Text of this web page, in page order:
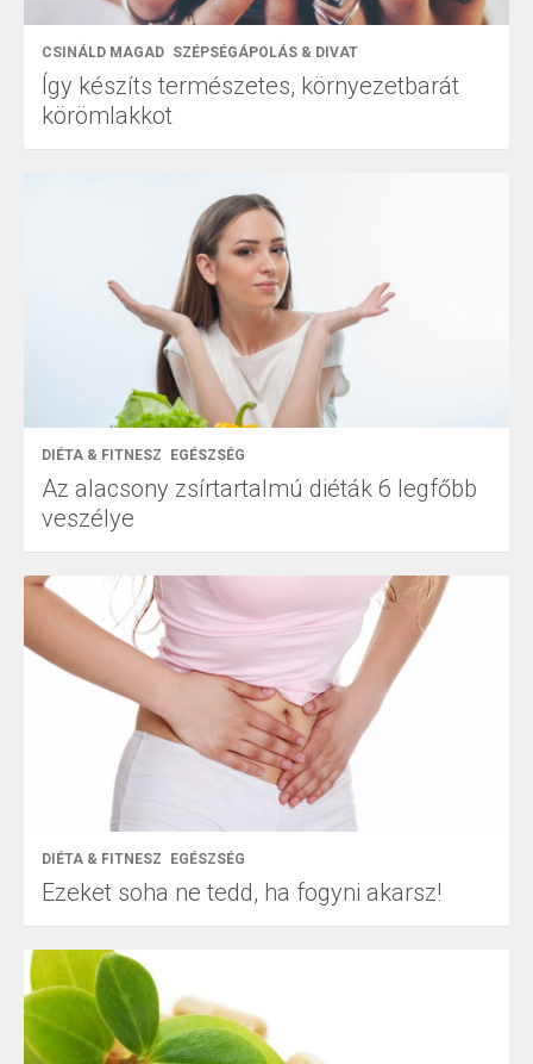
CSINÁLD MAGAD SZÉPSÉGÁPOLÁS & DIVAT
Így készíts természetes, környezetbarát
körömlakkot
DIÉTA & FITNESZ EGÉSZSÉG
Az alacsony zsírtartalmú diéták 6 legfőbb
veszélye
DIÉTA & FITNESZ EGÉSZSÉG
Ezeket soha ne tedd, ha fogyni akarsz!